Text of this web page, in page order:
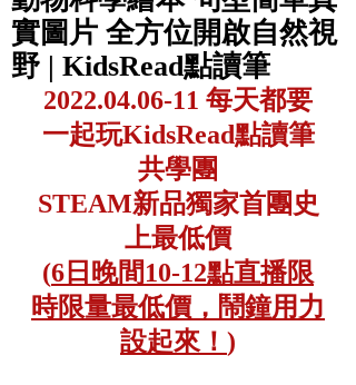
實圖片 全方位開啟自然視
野 | KidsRead點讀筆
2022.04.06-11 每天都要
一起玩KidsRead點讀筆
共學團
STEAM新品獨家首團史
上最低價
(6日晚間10-12點直播限
時限量最低價，鬧鐘用力
設起來！ )